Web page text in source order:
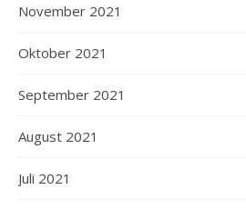
November 2021
Oktober 2021
September 2021
August 2021
Juli 2021